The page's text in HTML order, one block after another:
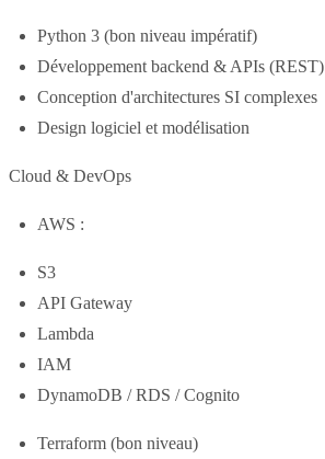
Python 3 (bon niveau impératif)
Développement backend & APIs (REST)
Conception d'architectures SI complexes
Design logiciel et modélisation
Cloud & DevOps
AWS :
S3
API Gateway
Lambda
IAM
DynamoDB / RDS / Cognito
Terraform (bon niveau)